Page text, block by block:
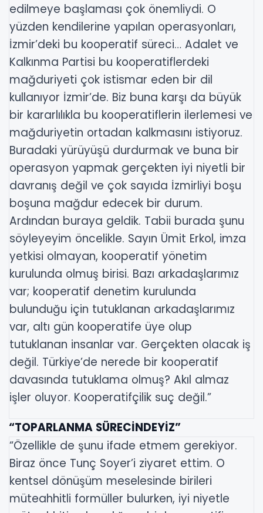
edilmeye başlaması çok önemliydi. O
yüzden kendilerine yapılan operasyonları,
İzmir’deki bu kooperatif süreci… Adalet ve
Kalkınma Partisi bu kooperatiflerdeki
mağduriyeti çok istismar eden bir dil
kullanıyor İzmir’de. Biz buna karşı da büyük
bir kararlılıkla bu kooperatiflerin ilerlemesi ve
mağduriyetin ortadan kalkmasını istiyoruz.
Buradaki yürüyüşü durdurmak ve buna bir
operasyon yapmak gerçekten iyi niyetli bir
davranış değil ve çok sayıda İzmirliyi boşu
boşuna mağdur edecek bir durum.
Ardından buraya geldik. Tabii burada şunu
söyleyeyim öncelikle. Sayın Ümit Erkol, imza
yetkisi olmayan, kooperatif yönetim
kurulunda olmuş birisi. Bazı arkadaşlarımız
var; kooperatif denetim kurulunda
bulunduğu için tutuklanan arkadaşlarımız
var, altı gün kooperatife üye olup
tutuklanan insanlar var. Gerçekten olacak iş
değil. Türkiye’de nerede bir kooperatif
davasında tutuklama olmuş? Akıl almaz
işler oluyor. Kooperatifçilik suç değil.”
“TOPARLANMA SÜRECİNDEYİZ”
“Özellikle de şunu ifade etmem gerekiyor.
Biraz önce Tunç Soyer’i ziyaret ettim. O
kentsel dönüşüm meselesinde birileri
müteahhitli formüller bulurken, iyi niyetle